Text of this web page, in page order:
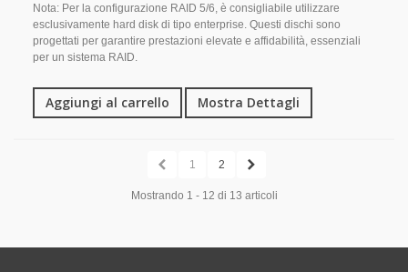
Nota: Per la configurazione RAID 5/6, è consigliabile utilizzare
esclusivamente hard disk di tipo enterprise. Questi dischi sono
progettati per garantire prestazioni elevate e affidabilità, essenziali
per un sistema RAID.
Aggiungi al carrello Mostra Dettagli
1 2
Mostrando 1 - 12 di 13 articoli